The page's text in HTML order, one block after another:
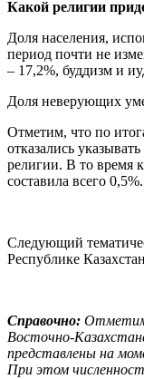
Какой религии
Доля населения,
период почти не
– 17,2%, буддизм и
Доля неверующих
Отметим, что по
отказались
религии. В то время
составила всего 0,5%.
Следующий
Республике
Справочно:
Восточно-
представлены на
При этом